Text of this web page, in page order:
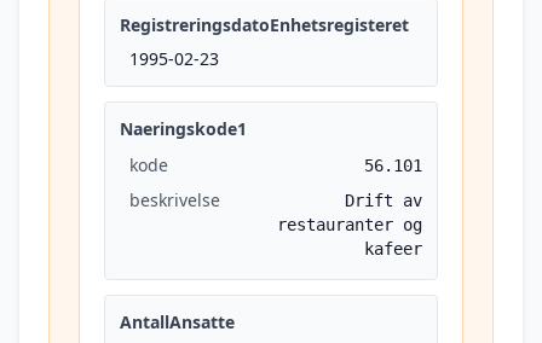
RegistreringsdatoEnhetsregisteret
1995-02-23
Naeringskode1
kode
56.101
beskrivelse
Drift av
restauranter og
kafeer
AntallAnsatte